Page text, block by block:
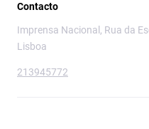
Contacto
Imprensa Nacional, Rua da
Lisboa
213945772